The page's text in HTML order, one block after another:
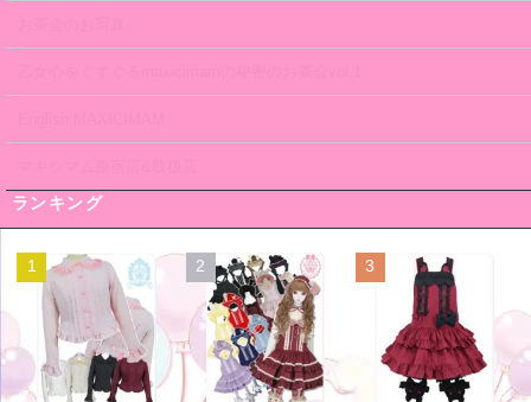
ランキング
1 2 3